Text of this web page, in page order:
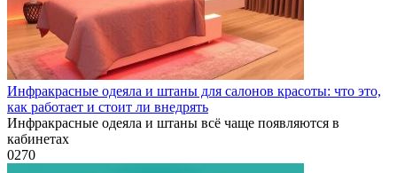
Инфракрасные одеяла и штаны для салонов красоты: что это,
как работает и стоит ли внедрять
Инфракрасные одеяла и штаны всё чаще появляются в
кабинетах
0270